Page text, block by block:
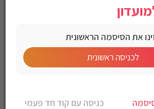
את הסיסמה הראשונית
לכניסה ראשונית
כניסה עם קוד חד פעמי